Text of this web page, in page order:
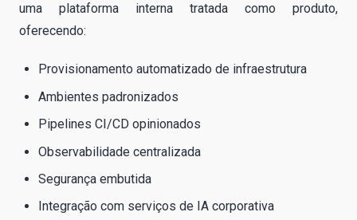
uma plataforma interna tratada como produto,
oferecendo:
Provisionamento automatizado de infraestrutura
Ambientes padronizados
Pipelines CI/CD opinionados
Observabilidade centralizada
Segurança embutida
Integração com serviços de IA corporativa